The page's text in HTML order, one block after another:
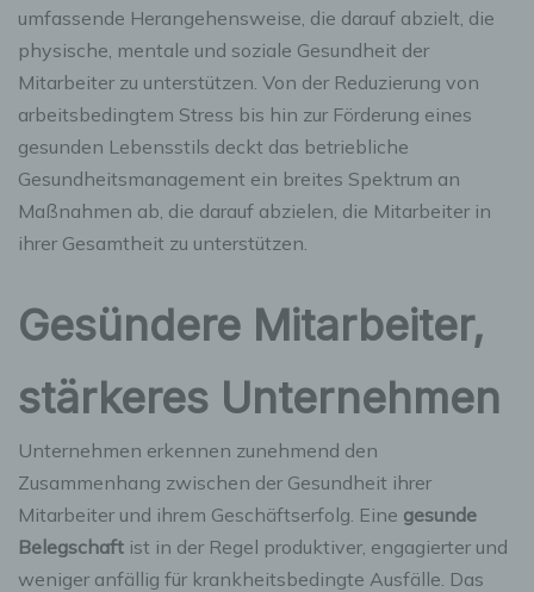
umfassende Herangehensweise, die darauf abzielt, die
physische, mentale und soziale Gesundheit der
Mitarbeiter zu unterstützen. Von der Reduzierung von
arbeitsbedingtem Stress bis hin zur Förderung eines
gesunden Lebensstils deckt das betriebliche
Gesundheitsmanagement ein breites Spektrum an
Maßnahmen ab, die darauf abzielen, die Mitarbeiter in
ihrer Gesamtheit zu unterstützen.
Gesündere Mitarbeiter,
stärkeres Unternehmen
Unternehmen erkennen zunehmend den
Zusammenhang zwischen der Gesundheit ihrer
Mitarbeiter und ihrem Geschäftserfolg. Eine gesunde
Belegschaft ist in der Regel produktiver, engagierter und
weniger anfällig für krankheitsbedingte Ausfälle. Das